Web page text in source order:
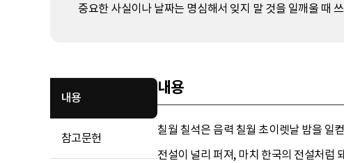
중요한 사실이나 날짜는 명심해서 잊지 말 것을 일깨울 때
내용
참고문헌
내용
칠월 칠석은 음력 칠월 초이렛날 밤을 일
전설이 널리 퍼져, 마치 한국의 전설처럼